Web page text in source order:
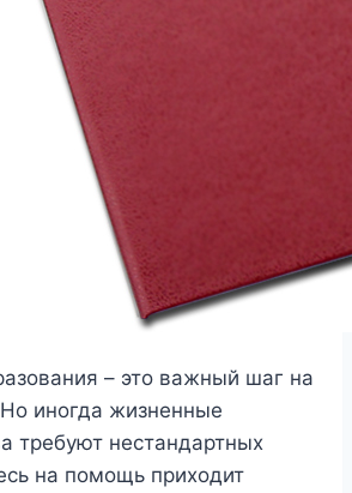
– это важный шаг на
Но иногда жизненные
требуют нестандартных
на помощь приходит